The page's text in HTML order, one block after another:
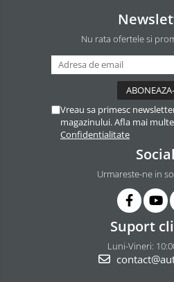
Nu rata ofertele si
Vreau sa primesc
magazinului. Afla mai
Confidentialitate
Social
Urmareste-ne in
Suport
Luni-Vineri: